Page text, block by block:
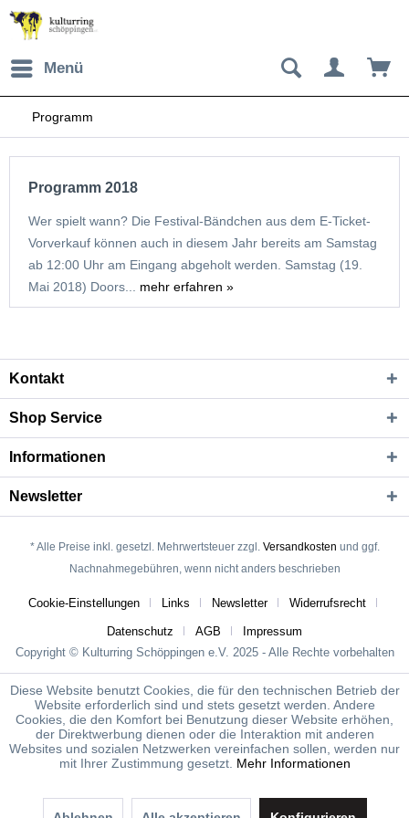
Menü
Programm
Programm 2018
Wer spielt wann? Die Festival-Bändchen aus dem E-Ticket-
Vorverkauf können auch in diesem Jahr bereits am Samstag
ab 12:00 Uhr am Eingang abgeholt werden. Samstag (19.
Mai 2018) Doors... mehr erfahren »
Kontakt
Shop Service
Informationen
Newsletter
* Alle Preise inkl. gesetzl. Mehrwertsteuer zzgl. Versandkosten und ggf.
Nachnahmegebühren, wenn nicht anders beschrieben
Cookie-Einstellungen Links Newsletter Widerrufsrecht
Datenschutz AGB
Impressum
Copyright © Kulturring Schöppingen e.V. 2025 - Alle Rechte vorbehalten
Diese Website benutzt Cookies, die für den technischen Betrieb der
Website erforderlich sind und stets gesetzt werden. Andere
Cookies, die den Komfort bei Benutzung dieser Website erhöhen,
der Direktwerbung dienen oder die Interaktion mit anderen
Websites und sozialen Netzwerken vereinfachen sollen, werden nur
mit Ihrer Zustimmung gesetzt. Mehr Informationen